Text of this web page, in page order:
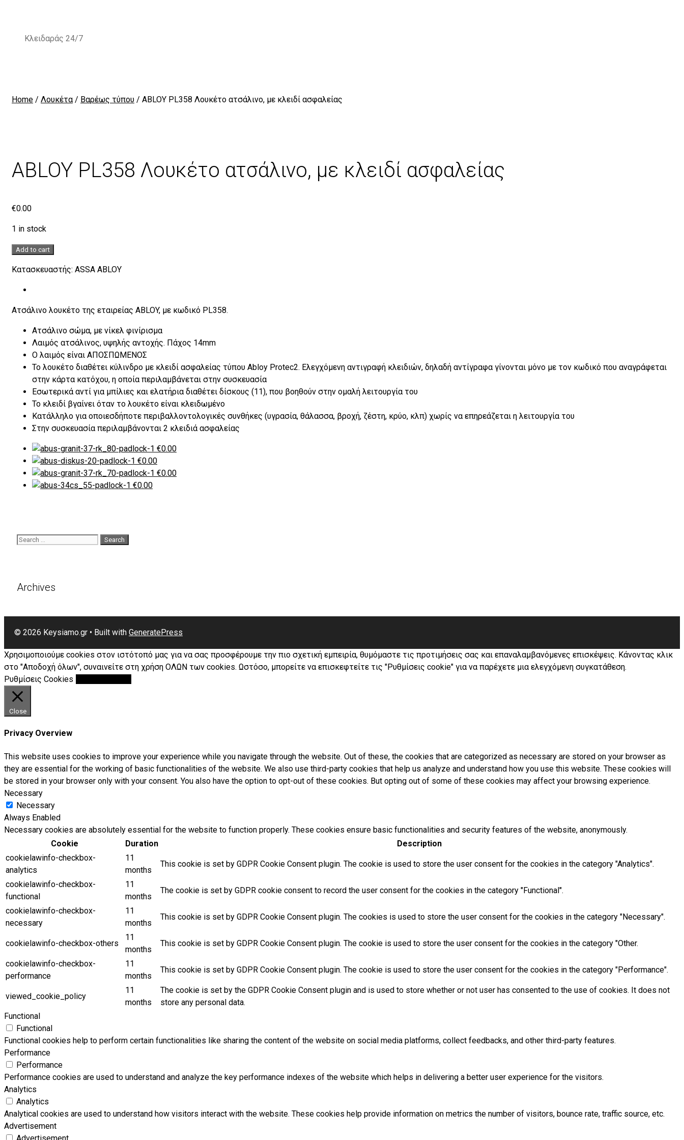
contentΚλειδαράς 24/7
Home / Λουκέτα/ Βαρέως τύπου / ABLOY PL358 Λουκέτο ατσάλινο, με κλειδί ασφαλείας
ABLOY PL358 Λουκέτο ατσάλινο, με κλειδί ασφαλείας
€0.00
1 in stock
ABLOY
Λουκέτο
κλειδί
quantity
Add to cart
Κατασκευαστής: ASSA ABLOY
Ατσάλινο λουκέτο της εταιρείας ABLOY, με κωδικό PL358.
Ατσάλινο σώμα, με νίκελ φινίρισμα
Λαιμός ατσάλινος, υψηλής αντοχής. Πάχος 14mm
Ο λαιμός είναι ΑΠΟΣΠΩΜΕΝΟΣ
Το λουκέτο διαθέτει κύλινδρο με κλειδί ασφαλείας τύπου Abloy Protec2. Ελεγχόμενη αντιγραφή κλειδιών, δηλαδή αντίγραφα γίνονται μόνο με τον κωδικό που αναγράφεται
στην κάρτα κατόχου, η οποία περιλαμβάνεται στην συσκευασία
Εσωτερικά αντί για μπίλιες και ελατήρια διαθέτει δίσκους (11), που βοηθούν στην ομαλή λειτουργία του
Το κλειδί βγαίνει όταν το λουκέτο είναι κλειδωμένο
Κατάλληλο για οποιεσδήποτε περιβαλλοντολογικές συνθήκες (υγρασία, θάλασσα, βροχή, ζέστη, κρύο, κλπ) χωρίς να επηρεάζεται η λειτουργία του
Στην συσκευασία περιλαμβάνονται 2 κλειδιά ασφαλείας
€0.00
€0.00
€0.00
€0.00
Search
Archives
© 2026 Keysiamo.gr • Built with GeneratePress
Χρησιμοποιούμε cookies στον ιστότοπό μας για να σας προσφέρουμε την πιο σχετική εμπειρία, θυμόμαστε τις προτιμήσεις σας και επαναλαμβανόμενες επισκέψεις. Κάνοντας κλικ
στο "Αποδοχή όλων", συναινείτε στη χρήση ΟΛΩΝ των cookies. Ωστόσο, μπορείτε να επισκεφτείτε τις "Ρυθμίσεις cookie" για να παρέχετε μια ελεγχόμενη συγκατάθεση.
Ρυθμίσεις Cookies
Close
Privacy Overview
This website uses cookies to improve your experience while you navigate through the website. Out of these, the cookies that are categorized as necessary are stored on your browser as
they are essential for the working of basic functionalities of the website. We also use third-party cookies that help us analyze and understand how you use this website. These cookies will
be stored in your browser only with your consent. You also have the option to opt-out of these cookies. But opting out of some of these cookies may affect your browsing experience.
Necessary
Necessary
Always Enabled
Necessary cookies are absolutely essential for the website to function properly. These cookies ensure basic functionalities and security features of the website, anonymously.
Cookie
Duration
Description
cookielawinfo-checkbox-
analytics
11
months
This cookie is set by GDPR Cookie Consent plugin. The cookie is used to store the user consent for the cookies in the category "Analytics".
cookielawinfo-checkbox-
functional
11
months
The cookie is set by GDPR cookie consent to record the user consent for the cookies in the category "Functional".
cookielawinfo-checkbox-
necessary
11
months
This cookie is set by GDPR Cookie Consent plugin. The cookies is used to store the user consent for the cookies in the category "Necessary".
cookielawinfo-checkbox-others
11
months
This cookie is set by GDPR Cookie Consent plugin. The cookie is used to store the user consent for the cookies in the category "Other.
cookielawinfo-checkbox-
performance
11
months
This cookie is set by GDPR Cookie Consent plugin. The cookie is used to store the user consent for the cookies in the category "Performance".
viewed_cookie_policy
11
months
The cookie is set by the GDPR Cookie Consent plugin and is used to store whether or not user has consented to the use of cookies. It does not
store any personal data.
Functional
Functional
Functional cookies help to perform certain functionalities like sharing the content of the website on social media platforms, collect feedbacks, and other third-party features.
Performance
Performance
Performance cookies are used to understand and analyze the key performance indexes of the website which helps in delivering a better user experience for the visitors.
Analytics
Analytics
Analytical cookies are used to understand how visitors interact with the website. These cookies help provide information on metrics the number of visitors, bounce rate, traffic source, etc.
Advertisement
Advertisement